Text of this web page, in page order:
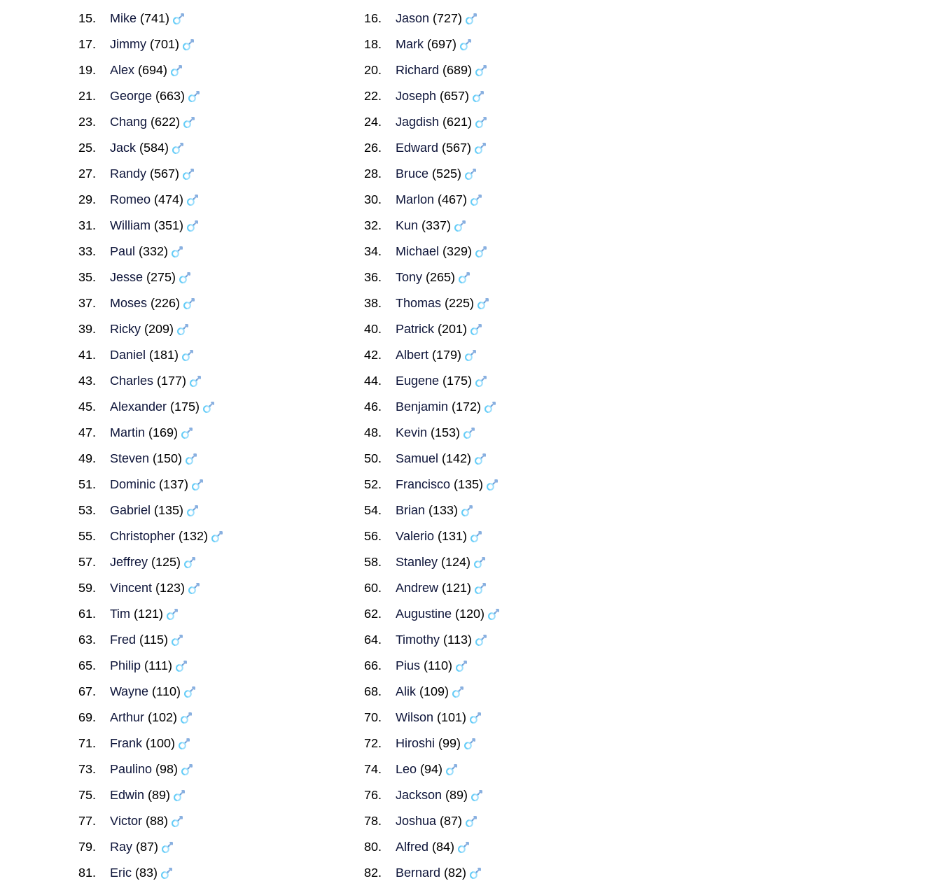
Mike (741) Jason (727)
Jimmy (701) Mark(697)
Alex (694) Richard (689)
George (663) Joseph (657)
Chang (622) Jagdish (621)
Jack (584) Edward (567)
Randy (567) Bruce(525)
Romeo (474) Marlon (467)
William (351) Kun (337)
Paul (332) Michael (329)
Jesse (275) Tony(265)
Moses (226) Thomas(225)
Ricky (209) Patrick(201)
Daniel (181) Albert(179)
Charles (177) Eugene(175)
Alexander (175) Benjamin (172)
Martin (169) Kevin (153)
Steven (150) Samuel (142)
Dominic (137) Francisco(135)
Gabriel (135) Brian (133)
Christopher (132) Valerio(131)
Jeffrey (125) Stanley(124)
Vincent (123) Andrew(121)
Tim (121) Augustine(120)
Fred (115) Timothy(113)
Philip (111) Pius(110)
Wayne (110) Alik(109)
Arthur (102) Wilson (101)
Frank (100) Hiroshi (99)
Paulino (98) Leo(94)
Edwin (89) Jackson (89)
Victor (88) Joshua(87)
Ray (87) Alfred (84)
Eric (83) Bernard (82)